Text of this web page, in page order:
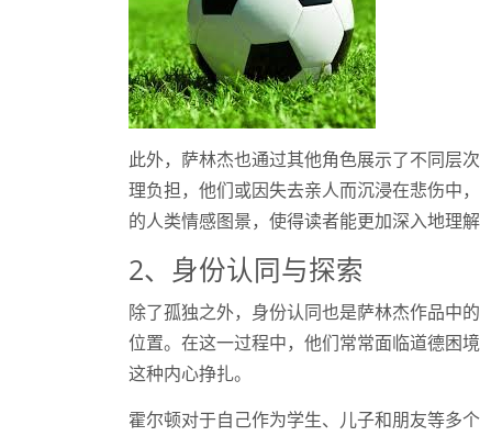
此外，萨林杰也通过其他角色展示了不同层
理负担，他们或因失去亲人而沉浸在悲伤中
的人类情感图景，使得读者能更加深入地理
2、身份认同与探索
除了孤独之外，身份认同也是萨林杰作品中
位置。在这一过程中，他们常常面临道德困
这种内心挣扎。
霍尔顿对于自己作为学生、儿子和朋友等多